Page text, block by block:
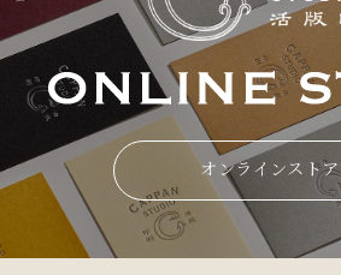
オンラインストア